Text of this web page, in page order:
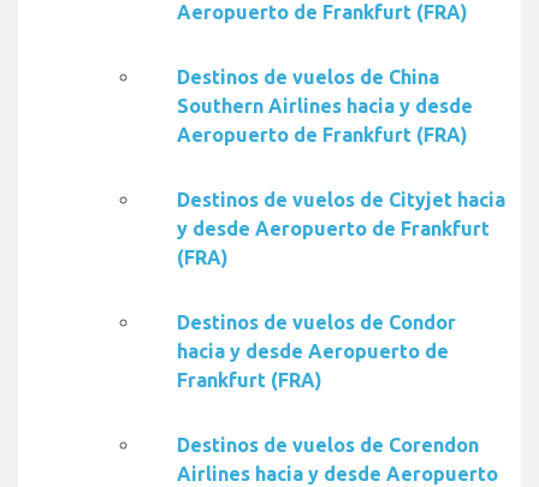
Aeropuerto de Frankfurt (FRA)
Destinos de vuelos de China
Southern Airlines hacia y desde
Aeropuerto de Frankfurt (FRA)
Destinos de vuelos de Cityjet hacia
y desde Aeropuerto de Frankfurt
(FRA)
Destinos de vuelos de Condor
hacia y desde Aeropuerto de
Frankfurt (FRA)
Destinos de vuelos de Corendon
Airlines hacia y desde Aeropuerto